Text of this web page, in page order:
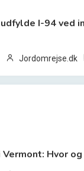
I-94 ved
Jordomrejse.dk
Hvor